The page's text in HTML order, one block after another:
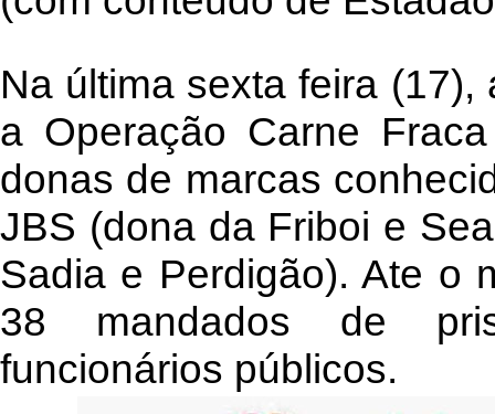
Na última sexta feira
a Operação Carne
donas de marcas
JBS (dona da Friboi e
Sadia e Perdigão). Ate o
38 mandados de
funcionários públicos.